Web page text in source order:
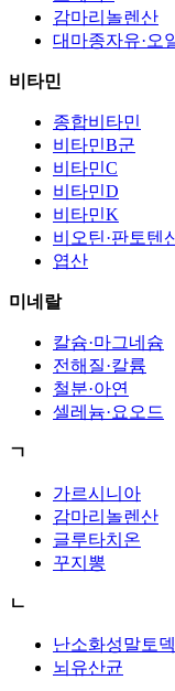
감마리놀렌산
대마종자유·오
비타민
종합비타민
비타민B군
비타민C
비타민D
비타민K
비오틴·판토텐
엽산
미네랄
칼슘·마그네슘
전해질·칼륨
철분·아연
셀레늄·요오드
ㄱ
가르시니아
감마리놀렌산
글루타치온
꾸지뽕
ㄴ
난소화성말토
뇌유산균